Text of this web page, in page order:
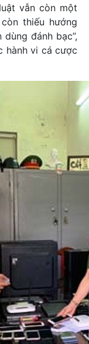
vẫn còn một
thiếu hướng
đánh bạc”,
hành vi cá cược